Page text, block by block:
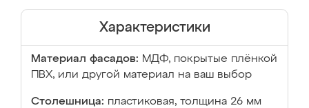
Характеристики
Материал фасадов: МДФ, покрытые плёнкой
ПВХ, или другой материал на ваш выбор
Столешница: пластиковая, толщина 26 мм